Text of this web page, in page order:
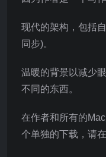
现代的架构，包括
同步)。
温暖的背景以减少
不同的东西。
在作者和所有的
个单独的下载，请